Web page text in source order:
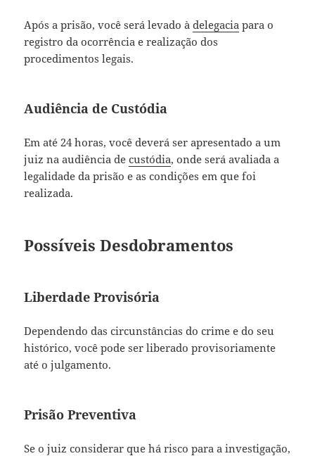
Após a prisão, você será levado àdelegacia para o
registro da ocorrência e realização dos
procedimentos legais.
Audiência de Custódia
Em até 24 horas, você deverá ser apresentado a um
juiz na audiência decustódia, onde será avaliada a
legalidade da prisão e as condições em que foi
realizada.
Possíveis Desdobramentos
Liberdade Provisória
Dependendo das circunstâncias do crime e do seu
histórico, você pode ser liberado provisoriamente
até o julgamento.
Prisão Preventiva
Se o juiz considerar que há risco para a investigação,